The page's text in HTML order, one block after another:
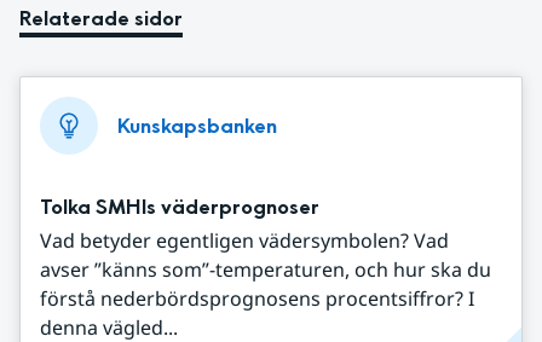
Relaterade sidor
Kunskapsbanken
Tolka SMHIs väderprognoser
Vad betyder egentligen vädersymbolen? Vad
avser ”känns som”-temperaturen, och hur ska du
förstå nederbördsprognosens procentsiffror? I
denna vägled...